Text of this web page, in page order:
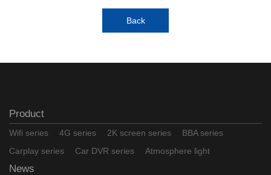
Back
Product
Wifi series 4G series 2K screen series
BBA series
Carplay series
Car DVR series Atmosphere light
News